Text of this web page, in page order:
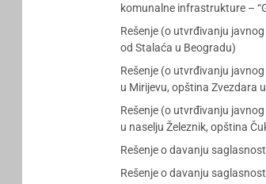
komunalne infrastrukture –
Rešenje (o utvrđivanju
od Stalaća u Beogradu)
Rešenje (o utvrđivanju
u Mirijevu, opština Zvezdara
Rešenje (o utvrđivanju
u naselju Železnik, opština
Rešenje o davanju
Rešenje o davanju